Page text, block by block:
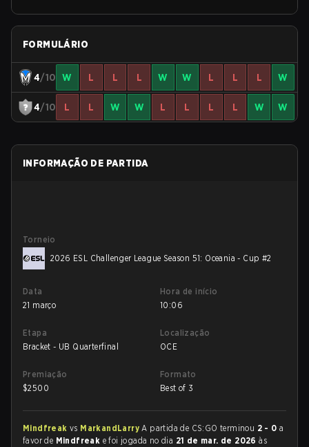
FORMULÁRIO
4/10 W L L L W W L L L W
4/10 L L W W L L L L W W
INFORMAÇÃO DE PARTIDA
Torneio
2026 ESL Challenger League Season 51: Oceania - Cup #2
Data
21 março
Hora de início
10:06
Etapa
Bracket - UB Quarterfinal
Localização
OCE
Premiação
$2500
Formato
Best of 3
Mindfreak vs MarkandLarryA partida de CS:GO terminou 2 - 0 a
favor de Mindfreak e foi jogada no dia 21 de mar. de 2026às